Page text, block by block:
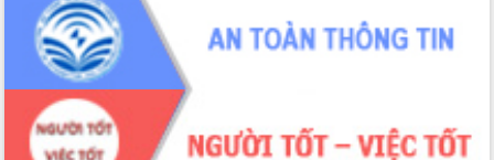
Bầu cử Quốc hội và HĐND: Cử tri Đắk
Lắk gửi gắm niềm tin, kỳ vọng vào lá
phiếu
Đắk Lắk sẵn sàng các điều kiện cho
Ngày hội bầu cử đại biểu Quốc hội
khóa XVI và HĐND các cấp nhiệm kỳ
2026-2031